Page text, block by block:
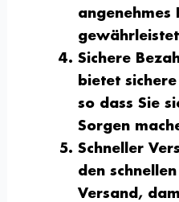
angenehmes
Sichere
bietet
so dass Sie
Sorgen
Schneller
den
Versand,